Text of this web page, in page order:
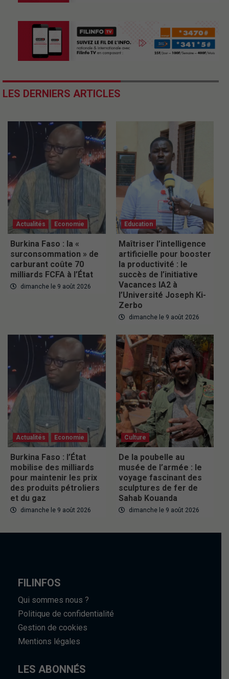
LES DERNIERS ARTICLES
Actualités Economie
Burkina Faso : la «
surconsommation » de
carburant coûte 70
milliards FCFA à l’État
dimanche le 9 août 2026
Education
Maîtriser l’intelligence
artificielle pour booster
la productivité : le
succès de l’initiative
Vacances IA2 à
l’Université Joseph Ki-
Zerbo
dimanche le 9 août 2026
Actualités Economie
Burkina Faso : l’État
mobilise des milliards
pour maintenir les prix
des produits pétroliers
et du gaz
dimanche le 9 août 2026
Culture
De la poubelle au
musée de l’armée : le
voyage fascinant des
sculptures de fer de
Sahab Kouanda
dimanche le 9 août 2026
FILINFOS
Qui sommes nous ?
Politique de confidentialité
Gestion de cookies
Mentions légales
LES ABONNÉS